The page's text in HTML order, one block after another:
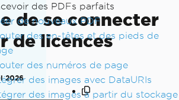
des PDFs parfaits
de nouveaux PDF
des en-têtes et des pieds de
des numéros de page
des images avec DataURIs
des images à partir du stockage
de se connecter
de licences
2026